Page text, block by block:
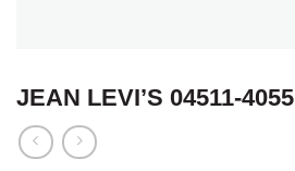
JEAN LEVI’S 04511-4055